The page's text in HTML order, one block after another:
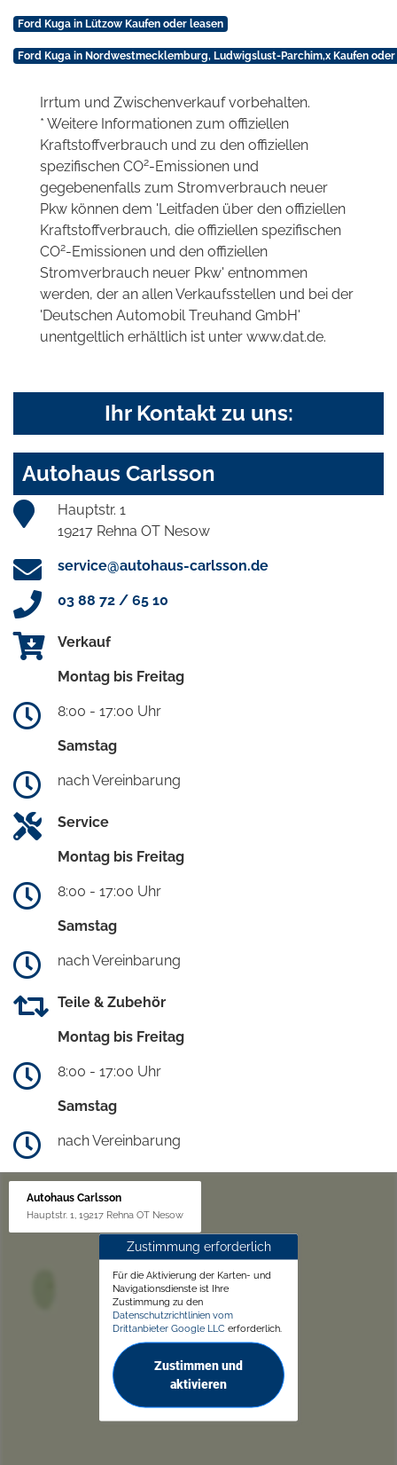
Ford Kuga in Lützow Kaufen oder leasen
Ford Kuga in Nordwestmecklemburg, Ludwigslust-Parchim,x Kaufen oder
Irrtum und Zwischenverkauf vorbehalten.
* Weitere Informationen zum offiziellen
Kraftstoffverbrauch und zu den offiziellen
spezifischen CO2-Emissionen und
gegebenenfalls zum Stromverbrauch neuer
Pkw können dem 'Leitfaden über den offiziellen
Kraftstoffverbrauch, die offiziellen spezifischen
CO2-Emissionen und den offiziellen
Stromverbrauch neuer Pkw' entnommen
werden, der an allen Verkaufsstellen und bei der
'Deutschen Automobil Treuhand GmbH'
unentgeltlich erhältlich ist unter www.dat.de.
Ihr Kontakt zu uns:
Autohaus Carlsson
Hauptstr. 1
19217 Rehna OT Nesow
service@autohaus-carlsson.de
03 88 72 / 65 10
Verkauf
Montag bis Freitag
8:00 - 17:00 Uhr
Samstag
nach Vereinbarung
Service
Montag bis Freitag
8:00 - 17:00 Uhr
Samstag
nach Vereinbarung
Teile & Zubehör
Montag bis Freitag
8:00 - 17:00 Uhr
Samstag
nach Vereinbarung
Autohaus Carlsson
Hauptstr. 1, 19217 Rehna OT Nesow
Zustimmung erforderlich
Für die Aktivierung der Karten- und
Navigationsdienste ist Ihre
Zustimmung zu den
Datenschutzrichtlinien vom
Drittanbieter Google LLC erforderlich.
Zustimmen und
aktivieren